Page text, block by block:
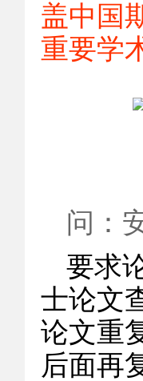
盖中国
重要学
问：
要求
士论文
论文重
后面再